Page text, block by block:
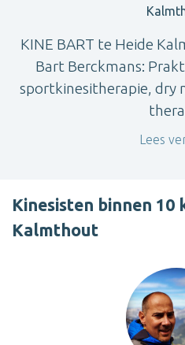
KINE BART te Heide
Bart Berckmans:
sportkinesitherapie, dry
Lees
Kinesisten binnen
Kalmthout